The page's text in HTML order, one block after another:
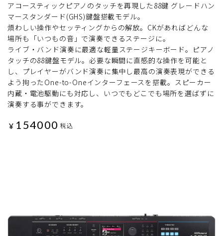
アコースティックピアノのタッチを再現した88鍵 グレードハン
マースタンダード(GHS)鍵盤搭載モデル。
煩わしい操作やセッティングからの解放。CKがあればどんな
場所も「いつもの音」で演奏できるステージに。
ライブ・バンド演奏に最適な軽量ステージキーボード。ピアノ
タッチの88鍵盤モデル。必要な瞬間に直感的な操作を可能と
し、プレイヤーがバンド演奏に集中し最高の演奏表現ができる
よう拘ったOne-to-Oneインターフェースを搭載。スピーカー
内蔵・電池駆動にも対応し、いつでもどこでも場所を選ばずに
演奏する事ができます。
¥ 154000 税込